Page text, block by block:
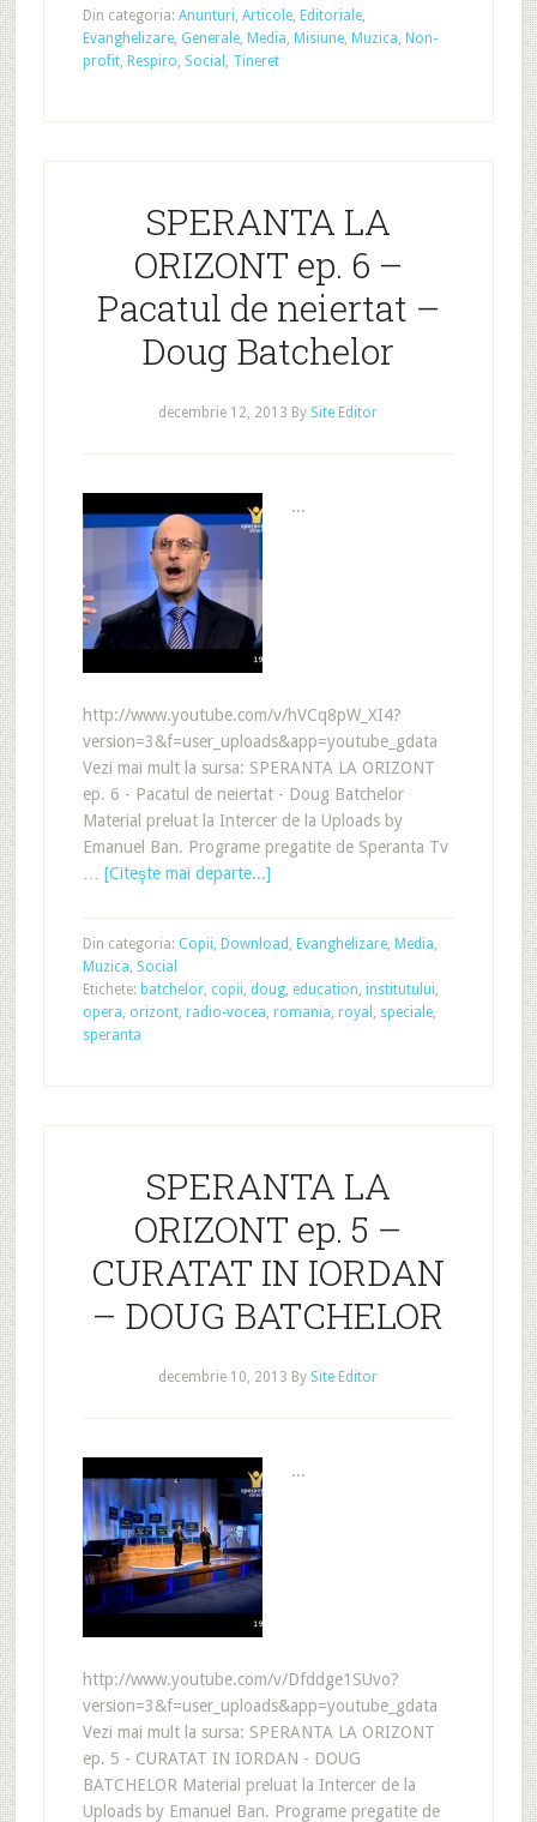
Din categoria: Anunturi, Articole, Editoriale,
Evanghelizare, Generale, Media, Misiune, Muzica, Non-
profit, Respiro, Social , Tineret
SPERANTA LA
ORIZONT ep. 6 –
Pacatul de neiertat –
Doug Batchelor
decembrie 12, 2013 By Site Editor
...
http://www.youtube.com/v/hVCq8pW_XI4?
version=3&f=user_uploads&app=youtube_gdata
Vezi mai mult la sursa: SPERANTA LA ORIZONT
ep. 6 - Pacatul de neiertat - Doug Batchelor
Material preluat la Intercer de la Uploads by
Emanuel Ban. Programe pregatite de Speranta Tv
[Citeşte mai departe...]
Din categoria: Copii, Download , Evanghelizare, Media,
Muzica, Social
Etichete: batchelor, copii, doug, education, institutului,
opera, orizont, radio-vocea, romania, royal , speciale,
speranta
SPERANTA LA
ORIZONT ep. 5 –
CURATAT IN IORDAN
– DOUG BATCHELOR
decembrie 10, 2013 By Site Editor
...
http://www.youtube.com/v/Dfddge1SUvo?
version=3&f=user_uploads&app=youtube_gdata
Vezi mai mult la sursa: SPERANTA LA ORIZONT
ep. 5 - CURATAT IN IORDAN - DOUG
BATCHELOR Material preluat la Intercer de la
Uploads by Emanuel Ban. Programe pregatite de